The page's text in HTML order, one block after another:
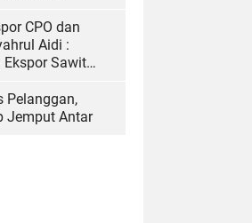
CPO dan
Aidi :
Ekspor Sawit
Pelanggan,
Jemput Antar